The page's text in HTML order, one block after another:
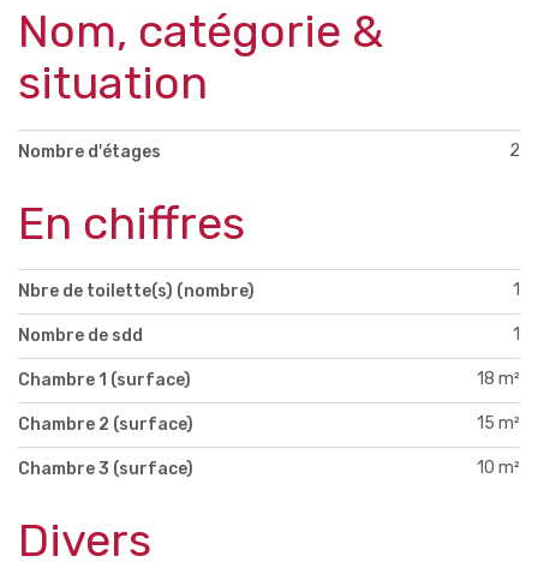
Nom, catégorie &
situation
Nombre d'étages 2
En chiffres
Nbre de toilette(s) (nombre) 1
Nombre de sdd 1
Chambre 1 (surface) 18 m²
Chambre 2 (surface) 15 m²
Chambre 3 (surface) 10 m²
Divers